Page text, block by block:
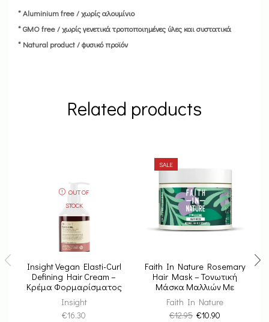
* Aluminium free / χωρίς αλουμίνιο
* GMO free / χωρίς γενετικά τροποποιημένες ύλες και συστατικά
* Natural product / φυσικό προϊόν
Related products
OUT OF
STOCK
Insight Vegan Elasti-Curl
Defining Hair Cream –
Κρέμα Φορμαρίσματος
Για Σγουρά & Σπαστά
Μαλλιά
Insight
€16.30
SALE
Faith In Nature Rosemary
Hair Mask – Τονωτική
Μάσκα Μαλλιών Με
Δενδρολίβανο 300ml
Faith In Nature
€12.95 €10.90